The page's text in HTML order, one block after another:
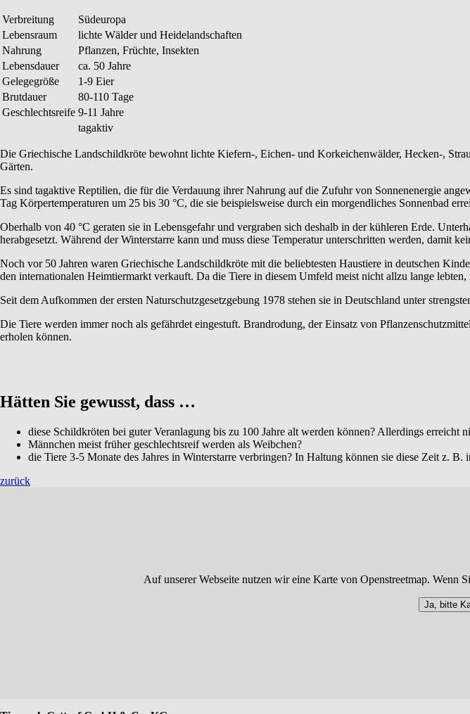
Verbreitung
Südeuropa
Lebensraum
lichte Wälder und Heidelandschaften
Nahrung
Pflanzen, Früchte, Insekten
Lebensdauer
ca. 50 Jahre
Gelegegröße
1-9 Eier
Brutdauer
80-110 Tage
Geschlechtsreife 9-11 Jahre
tagaktiv
Die Griechische Landschildkröte bewohnt lichte Kiefern-, Eichen- und Korkeichenwälder, Hecken-,
Gärten.
Es sind tagaktive Reptilien, die für die Verdauung ihrer Nahrung auf die Zufuhr von Sonnenenergie
Tag Körpertemperaturen um 25 bis 30 °C, die sie beispielsweise durch ein morgendliches Sonnenbad
Oberhalb von 40 °C geraten sie in Lebensgefahr und vergraben sich deshalb in der kühleren Erde.
herabgesetzt. Während der Winterstarre kann und muss diese Temperatur unterschritten werden, damit
Noch vor 50 Jahren waren Griechische Landschildkröte mit die beliebtesten Haustiere in deutschen
den internationalen Heimtiermarkt verkauft. Da die Tiere in diesem Umfeld meist nicht allzu lange lebten,
Seit dem Aufkommen der ersten Naturschutzgesetzgebung 1978 stehen sie in Deutschland unter
Die Tiere werden immer noch als gefährdet eingestuft. Brandrodung, der Einsatz von
erholen können.
Hätten Sie gewusst, dass …
diese Schildkröten bei guter Veranlagung bis zu 100 Jahre alt werden können? Allerdings erreicht
Männchen meist früher geschlechtsreif werden als Weibchen?
die Tiere 3-5 Monate des Jahres in Winterstarre verbringen? In Haltung können sie diese Zeit z.
zurück
Auf unserer Webseite nutzen wir eine Karte von Openstreetmap. Wenn
Ja, bitte